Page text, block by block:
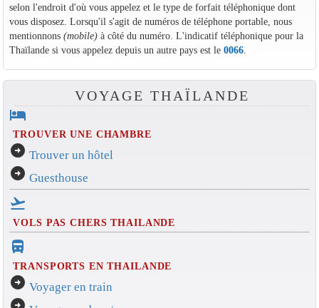
selon l'endroit d'où vous appelez et le type de forfait téléphonique dont
vous disposez. Lorsqu'il s'agit de numéros de téléphone portable, nous
mentionnons (mobile)à côté du numéro. L'indicatif téléphonique pour la
Thaïlande si vous appelez depuis un autre pays est le 0066.
VOYAGE THAÏLANDE
hotel
TROUVER UNE CHAMBRE
arrow_circle_right Trouver un hôtel
arrow_circle_right Guesthouse
flight_takeoff
VOLS PAS CHERS THAILANDE
directions_bus_filled
TRANSPORTS EN THAILANDE
arrow_circle_right Voyager en train